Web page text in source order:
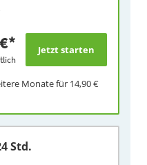
*
Monate für 14,90 €
Std.